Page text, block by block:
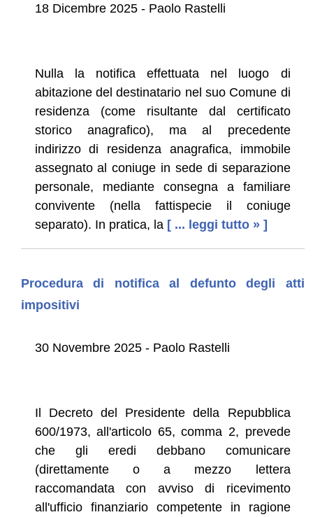
18 Dicembre 2025 - Paolo Rastelli
Nulla la notifica effettuata nel luogo di
abitazione del destinatario nel suo Comune di
residenza (come risultante dal certificato
storico anagrafico), ma al precedente
indirizzo di residenza anagrafica, immobile
assegnato al coniuge in sede di separazione
personale, mediante consegna a familiare
convivente (nella fattispecie il coniuge
separato). In pratica, la [ ... leggi tutto » ]
Procedura di notifica al defunto degli atti
impositivi
30 Novembre 2025 - Paolo Rastelli
Il Decreto del Presidente della Repubblica
600/1973, all'articolo 65, comma 2, prevede
che gli eredi debbano comunicare
(direttamente o a mezzo lettera
raccomandata con avviso di ricevimento
all'ufficio finanziario competente in ragione